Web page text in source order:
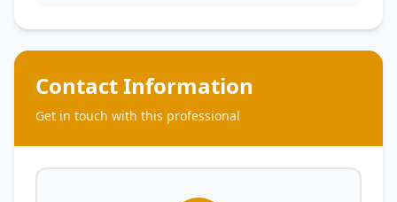
Contact Information
Get in touch with this professional